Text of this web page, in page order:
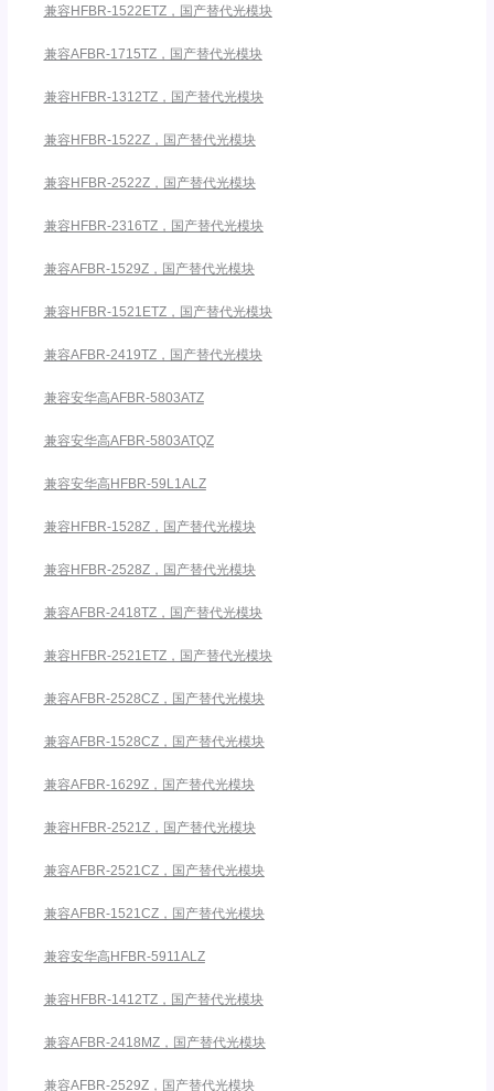
兼容HFBR-1522ETZ，国产替代光模块
兼容AFBR-1715TZ，国产替代光模块
兼容HFBR-1312TZ，国产替代光模块
兼容HFBR-1522Z，国产替代光模块
兼容HFBR-2522Z，国产替代光模块
兼容HFBR-2316TZ，国产替代光模块
兼容AFBR-1529Z，国产替代光模块
兼容HFBR-1521ETZ，国产替代光模块
兼容AFBR-2419TZ，国产替代光模块
兼容安华高AFBR-5803ATZ
兼容安华高AFBR-5803ATQZ
兼容安华高HFBR-59L1ALZ
兼容HFBR-1528Z，国产替代光模块
兼容HFBR-2528Z，国产替代光模块
兼容AFBR-2418TZ，国产替代光模块
兼容HFBR-2521ETZ，国产替代光模块
兼容AFBR-2528CZ，国产替代光模块
兼容AFBR-1528CZ，国产替代光模块
兼容AFBR-1629Z，国产替代光模块
兼容HFBR-2521Z，国产替代光模块
兼容AFBR-2521CZ，国产替代光模块
兼容AFBR-1521CZ，国产替代光模块
兼容安华高HFBR-5911ALZ
兼容HFBR-1412TZ，国产替代光模块
兼容AFBR-2418MZ，国产替代光模块
兼容AFBR-2529Z，国产替代光模块